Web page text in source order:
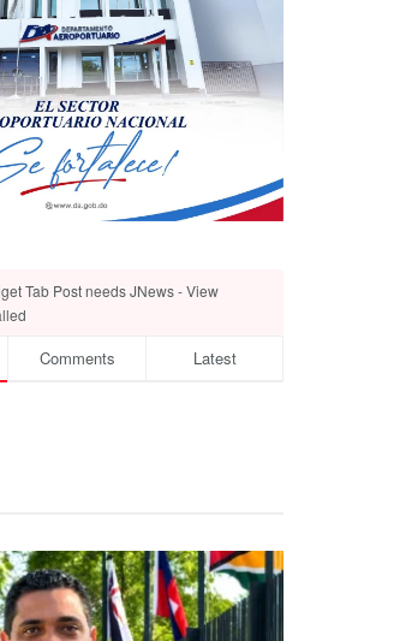
Tab Post needs JNews - View
Comments Latest